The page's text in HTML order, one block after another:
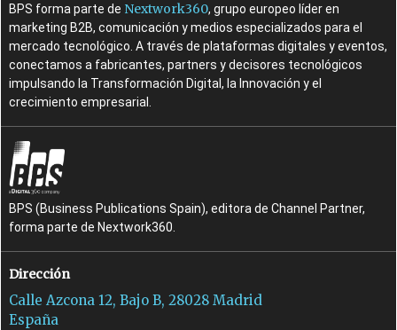
BPS forma parte de Nextwork360, grupo europeo líder en
marketing B2B, comunicación y medios especializados para el
mercado tecnológico. A través de plataformas digitales y eventos,
conectamos a fabricantes, partners y decisores tecnológicos
impulsando la Transformación Digital, la Innovación y el
crecimiento empresarial.
BPS (Business Publications Spain), editora de Channel Partner,
forma parte de Nextwork360.
Dirección
Calle Azcona 12, Bajo B, 28028 Madrid
España